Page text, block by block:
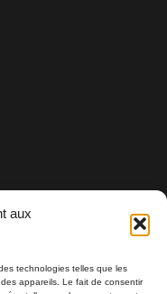
aux
technologies telles que les
appareils. Le fait de consentir